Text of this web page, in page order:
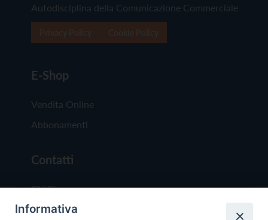
Autodisciplina della Comunicazione Commerciale
E-Shop
Vendita Online
Abbonamenti
Contatti
Chi Siamo
Redazione
Informativa